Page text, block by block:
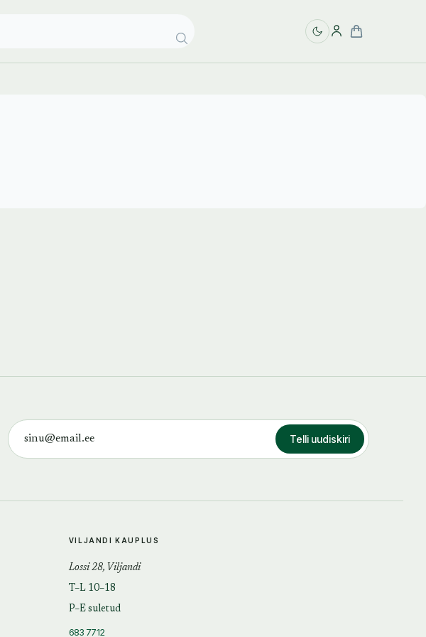
Telli uudiskiri
VILJANDI KAUPLUS
Lossi 28, Viljandi
T–L 10–18
P–E suletud
683 7712